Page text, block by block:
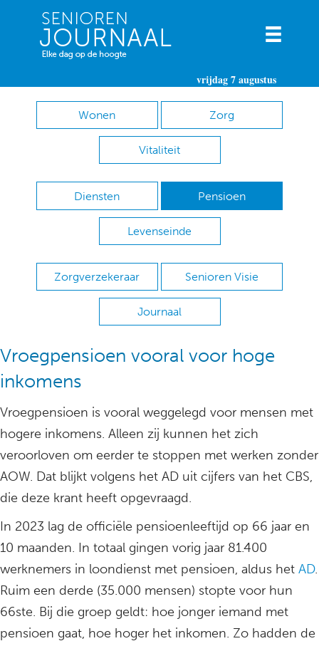
vrijdag 7 augustus
Wonen Zorg
Vitaliteit
Diensten Pensioen
Levenseinde
Zorgverzekeraar Senioren Visie
Journaal
Vroegpensioen vooral voor hoge
inkomens
Vroegpensioen is vooral weggelegd voor mensen met
hogere inkomens. Alleen zij kunnen het zich
veroorloven om eerder te stoppen met werken zonder
AOW. Dat blijkt volgens het AD uit cijfers van het CBS,
die deze krant heeft opgevraagd.
In 2023 lag de officiële pensioenleeftijd op 66 jaar en
10 maanden. In totaal gingen vorig jaar 81.400
werknemers in loondienst met pensioen, aldus het AD.
Ruim een derde (35.000 mensen) stopte voor hun
66ste. Bij die groep geldt: hoe jonger iemand met
pensioen gaat, hoe hoger het inkomen. Zo hadden de